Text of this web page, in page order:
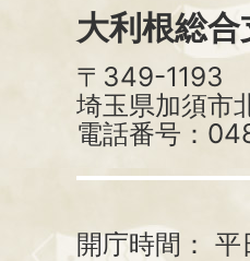
大利根総合
〒349-1193
埼玉県加須市
電話番号：
開庁時間： 平